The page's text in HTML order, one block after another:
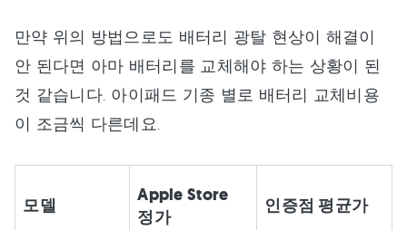
만약 위의 방법으로도 배터리 광탈 현상이 해결이
안 된다면 아마 배터리를 교체해야 하는 상황이 된
것 같습니다. 아이패드 기종 별로 배터리 교체비용
이 조금씩 다른데요.
모델
Apple Store
정가
인증점 평균가